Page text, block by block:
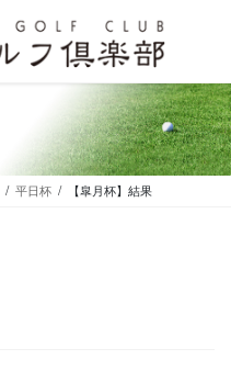
平日杯 【皐月杯】結果